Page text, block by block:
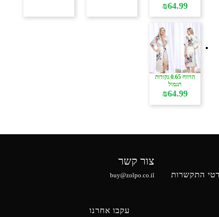
₪64.99
⁦₪64.99⁩
הרווח 0.65 נקודות
תגמול
₪64.99
התקשרות
צור קשר
buy@zolpo.co.il
עקבו אחרנו